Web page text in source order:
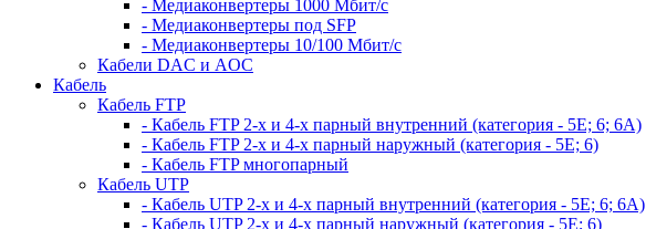
- Медиаконвертеры 1000 Мбит/с
- Медиаконвертеры под SFP
- Медиаконвертеры 10/100 Мбит/с
Кабели DAC и AOC
Кабель
Кабель FTP
- Кабель FTP 2-х и 4-х парный внутренний (категория - 5Е; 6; 6А)
- Кабель FTP 2-х и 4-х парный наружный (категория - 5Е; 6)
- Кабель FTP многопарный
Кабель UTP
- Кабель UTP 2-х и 4-х парный внутренний (категория - 5Е; 6; 6А)
- Кабель UTP 2-х и 4-х парный наружный (категория - 5Е; 6)